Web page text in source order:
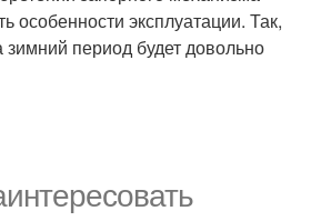
особенности эксплуатации. Так,
зимний период будет довольно